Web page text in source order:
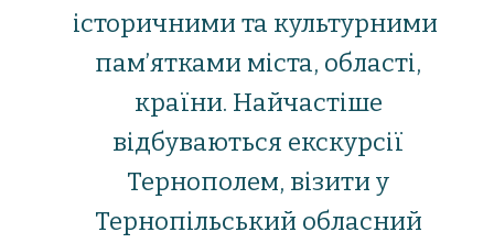
історичними та культурними
пам’ятками міста, області,
країни. Найчастіше
відбуваються екскурсії
Тернополем, візити у
Тернопільський обласний